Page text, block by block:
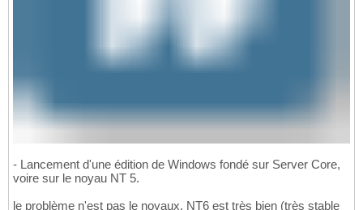
- Lancement d'une édition de Windows fondé sur Server Core,
voire sur le noyau NT 5.
le problème n'est pas le noyaux, NT6 est très bien (très stable